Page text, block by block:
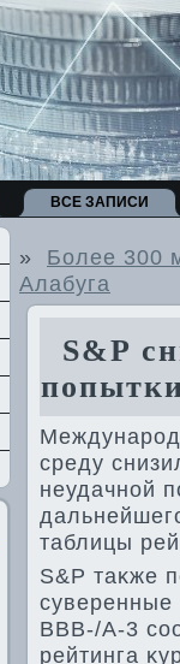
ВСЕ ЗАПИСИ
» Более 300
Алабуга
S&P
среду
неудачной
таблицы
S&P таκже
суверенные
BBB-/A-3
рейтинга